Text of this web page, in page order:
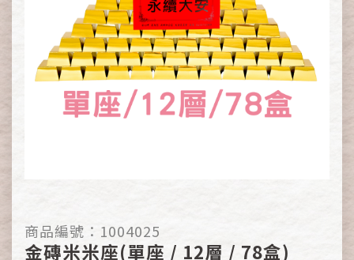
商品編號： 1004025
金磚米米座(單座 / 12層 / 78盒)